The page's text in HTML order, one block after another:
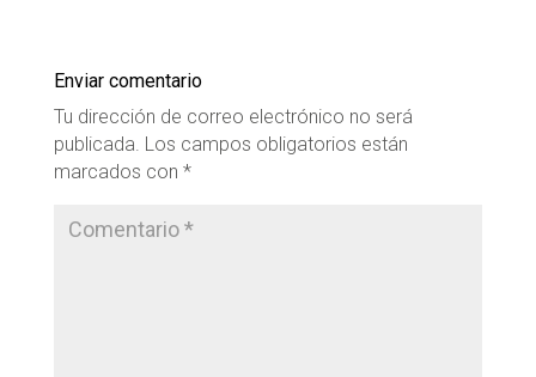
Enviar comentario
Tu dirección de correo electrónico no será
publicada. Los campos obligatorios están
marcados con *